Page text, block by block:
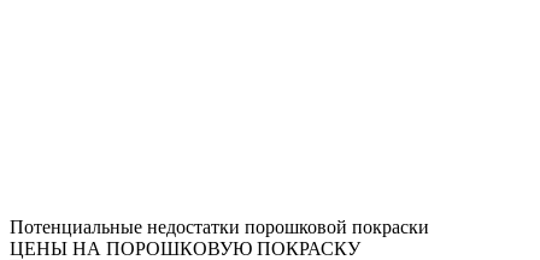
Потенциальные недостатки порошковой покраски
ЦЕНЫ НА ПОРОШКОВУЮ ПОКРАСКУ